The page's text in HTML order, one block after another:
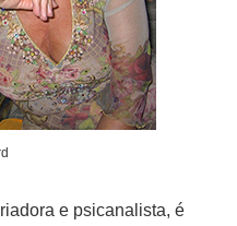
e psicanalista, é